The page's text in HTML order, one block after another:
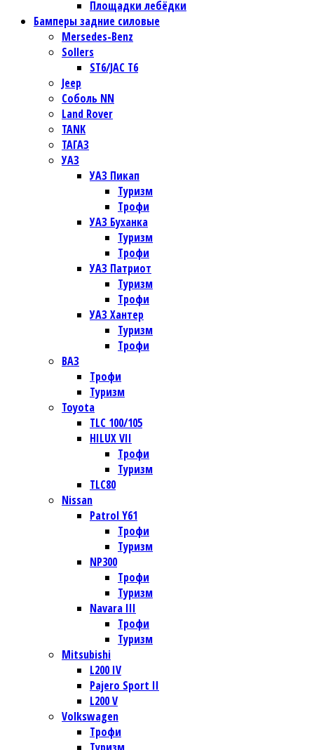
Площадки лебёдки
Бамперы задние силовые
Mersedes-Benz
Sollers
ST6/JAC T6
Jeep
Соболь NN
Land Rover
TANK
ТАГАЗ
УАЗ
УАЗ Пикап
Туризм
Трофи
УАЗ Буханка
Туризм
Трофи
УАЗ Патриот
Туризм
Трофи
УАЗ Хантер
Туризм
Трофи
ВАЗ
Трофи
Туризм
Toyota
TLC 100/105
HILUX VII
Трофи
Туризм
TLC80
Nissan
Patrol Y61
Трофи
Туризм
NP300
Трофи
Туризм
Navara III
Трофи
Туризм
Mitsubishi
L200 IV
Pajero Sport II
L200 V
Volkswagen
Трофи